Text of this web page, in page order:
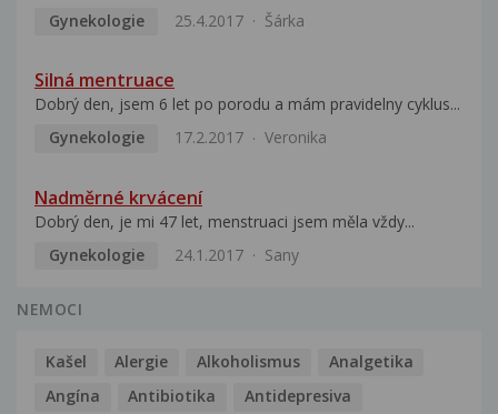
Gynekologie
25.4.2017 Šárka
Silná mentruace
Dobrý den, jsem 6 let po porodu a mám pravidelny cyklus...
Gynekologie
17.2.2017 Veronika
Nadměrné krvácení
Dobrý den, je mi 47 let, menstruaci jsem měla vždy...
Gynekologie
24.1.2017 Sany
NEMOCI
Kašel Alergie Alkoholismus
Analgetika
Angína
Antibiotika
Antidepresiva